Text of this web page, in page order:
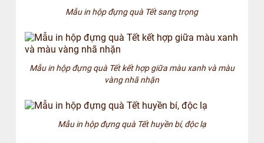
Mẫu in hộp đựng quà Tết sang trọng
Mẫu in hộp đựng quà Tết kết hợp giữa màu xanh và màu
vàng nhã nhặn
Mẫu in hộp đựng quà Tết huyền bí, độc lạ